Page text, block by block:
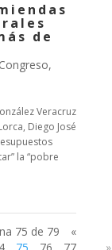
de
Congreso,
Veracruz
Diego José
la “pobre
75 de 79
«